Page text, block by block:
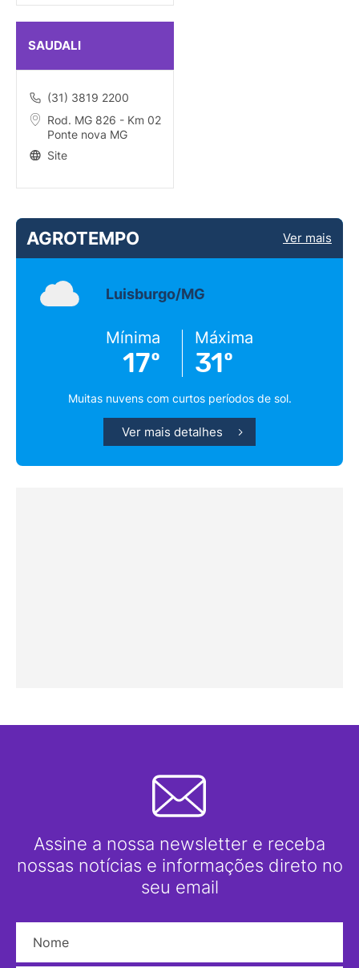
SAUDALI
(31) 3819 2200
Rod. MG 826 - Km 02
Ponte nova MG
Site
AGROTEMPO Ver mais
Luisburgo/MG
Mínima
17º
Máxima
31º
Muitas nuvens com curtos períodos de sol.
Ver mais detalhes
Assine a nossa newsletter e receba
nossas notícias e informações direto no
seu email